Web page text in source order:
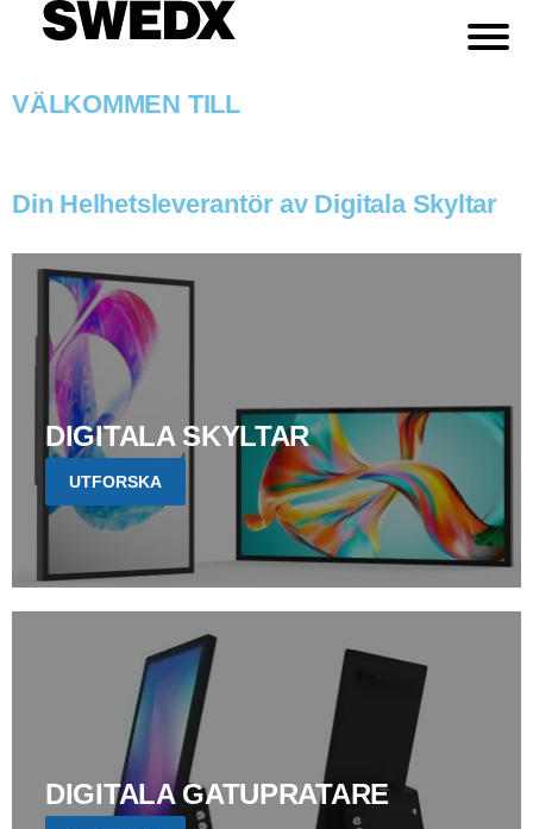
VÄLKOMMEN TILL
Din Helhetsleverantör av Digitala Skyltar
DIGITALA SKYLTAR
UTFORSKA
DIGITALA GATUPRATARE